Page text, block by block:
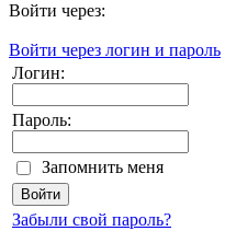
Войти через:
Войти через логин и пароль
Логин:
Пароль:
Запомнить меня
Забыли свой пароль?